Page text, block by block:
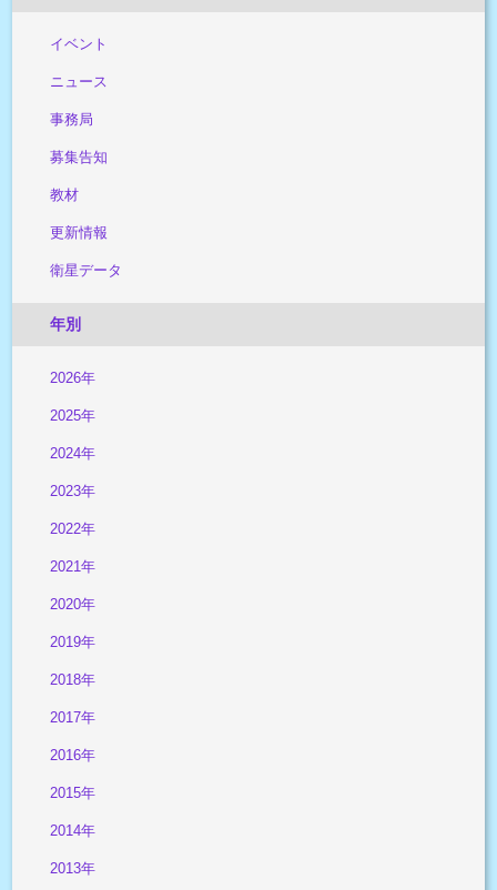
イベント
ニュース
事務局
募集告知
教材
更新情報
衛星データ
年別
2026年
2025年
2024年
2023年
2022年
2021年
2020年
2019年
2018年
2017年
2016年
2015年
2014年
2013年